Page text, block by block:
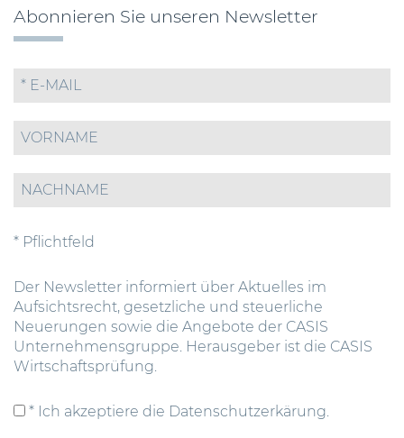
Abonnieren Sie unseren Newsletter
* Pflichtfeld
Der Newsletter informiert über Aktuelles im
Aufsichtsrecht, gesetzliche und steuerliche
Neuerungen sowie die Angebote der CASIS
Unternehmensgruppe. Herausgeber ist die CASIS
Wirtschaftsprüfung.
* Ich akzeptiere die Datenschutzerkärung.